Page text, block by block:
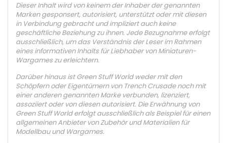
Dieser Inhalt wird von keinem der Inhaber der genannten
Marken gesponsert, autorisiert, unterstützt oder mit diesen
in Verbindung gebracht und impliziert auch keine
geschäftliche Beziehung zu ihnen. Jede Bezugnahme erfolgt
ausschließlich, um das Verständnis der Leser im Rahmen
eines informativen Inhalts für Liebhaber von Miniaturen-
Wargames zu erleichtern.
Darüber hinaus ist Green Stuff World weder mit den
Schöpfern oder Eigentümern von Trench Crusade noch mit
einer anderen genannten Marke verbunden, lizenziert,
assoziiert oder von diesen autorisiert. Die Erwähnung von
Green Stuff World erfolgt ausschließlich als Beispiel für einen
allgemeinen Anbieter von Zubehör und Materialien für
Modellbau und Wargames.